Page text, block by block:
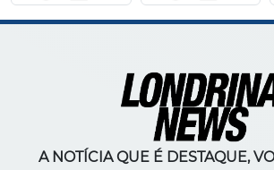
A NOTÍCIA QUE É DESTAQUE,